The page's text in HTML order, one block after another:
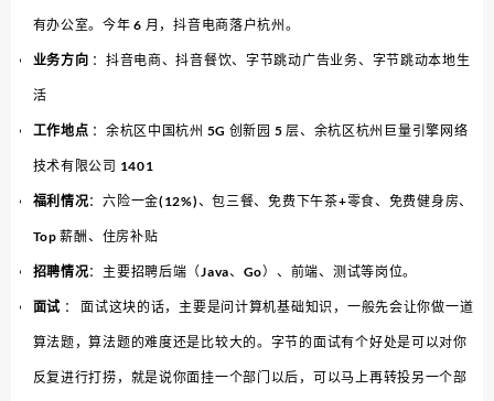
有办公室。今年 6 月，抖音电商落户杭州。
业务方向 ：抖音电商、抖音餐饮、字节跳动广告业务、字节跳动本地生
活
工作地点 ：余杭区中国杭州 5G 创新园 5 层、余杭区杭州巨量引擎网络
技术有限公司 1401
福利情况：六险一金(12%)、包三餐、免费下午茶+零食、免费健身房、
Top 薪酬、住房补贴
招聘情况：主要招聘后端（Java、Go）、前端、测试等岗位。
面试 ： 面试这块的话，主要是问计算机基础知识，一般先会让你做一道
算法题，算法题的难度还是比较大的。字节的面试有个好处是可以对你
反复进行打捞，就是说你面挂一个部门以后，可以马上再转投另一个部